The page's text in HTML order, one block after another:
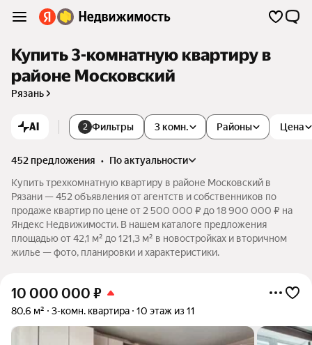
Купить 3-комнатную квартиру в
районе Московский
Рязань
AI 2 Фильтры 3 комн. Цена
Районы
452 предложения •
по актуальности
Купить трехкомнатную квартиру в районе Московский в
Рязани — 452 объявления от агентств и собственников по
продаже квартир по цене от 2 500 000 ₽ до 18 900 000 ₽ на
Яндекс Недвижимости. В нашем каталоге предложения
площадью от 42,1 м² до 121,3 м² в новостройках и вторичном
жилье — фото, планировки и характеристики.
10 000 000 ₽
80,6 м² 3-комн. квартира 10 этаж из 11